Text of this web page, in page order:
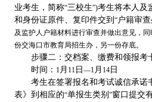
业考生，简称“三校生”)考生将本人及
和身份证原件、复印件交到 “户籍审查
及监护人户籍材料进行审查并做出意见，
份交海口市教育局招生办，另一份存底。
步骤二：交档案、缴费和领报考
时间： 1月 11日 —1月 14日
考生在签署报名和考试诚信承诺
表》到相应的“单报生类别 ”窗口提交